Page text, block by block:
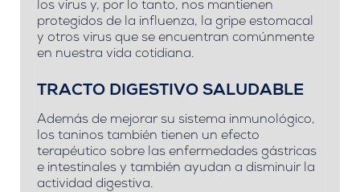
los virus y, por lo tanto, nos mantienen
protegidos de la influenza, la gripe estomacal
y otros virus que se encuentran comúnmente
en nuestra vida cotidiana.
TRACTO DIGESTIVO SALUDABLE
Además de mejorar su sistema inmunológico,
los taninos también tienen un efecto
terapéutico sobre las enfermedades gástricas
e intestinales y también ayudan a disminuir la
actividad digestiva.